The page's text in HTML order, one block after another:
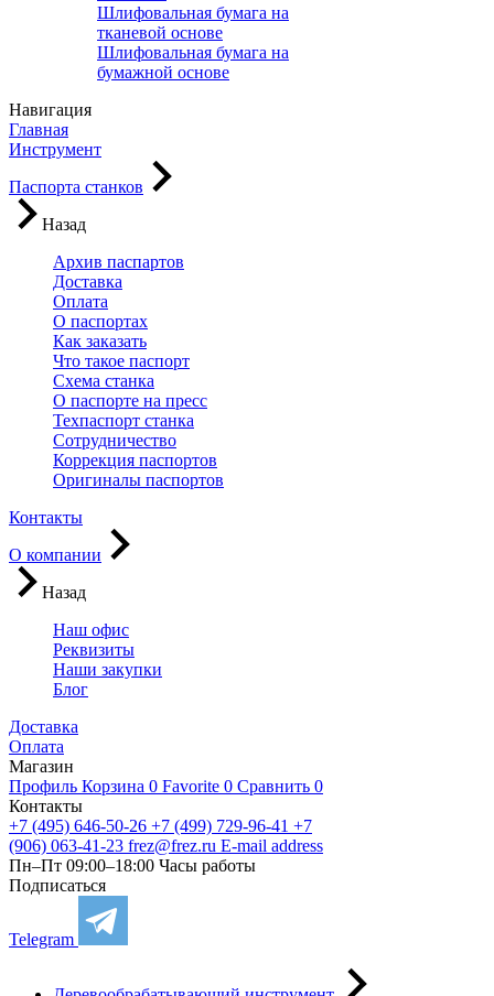
Шлифовальная бумага на
тканевой основе
Шлифовальная бумага на
бумажной основе
Навигация
Главная
Инструмент
Паспорта станков
Назад
Архив паспартов
Доставка
Оплата
О паспортах
Как заказать
Что такое паспорт
Схема станка
О паспорте на пресс
Техпаспорт станка
Сотрудничество
Коррекция паспортов
Оригиналы паспортов
Контакты
О компании
Назад
Наш офис
Реквизиты
Наши закупки
Блог
Доставка
Оплата
Магазин
Профиль Корзина 0 Favorite 0 Сравнить 0
Контакты
+7 (495) 646-50-26 +7 (499) 729-96-41 +7
(906) 063-41-23 frez@frez.ru E-mail address
Пн–Пт 09:00–18:00 Часы работы
Подписаться
Telegram